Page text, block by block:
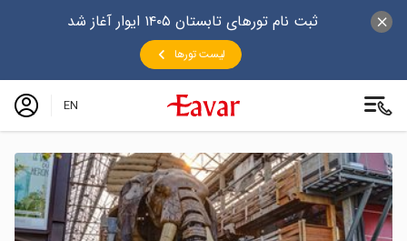
ثبت نام تورهای تابستان ۱۴۰۵ ایوار آغاز شد
لیست تورها
EN